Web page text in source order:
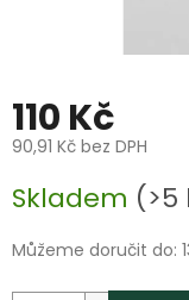
110 Kč
90,91 Kč bez DPH
cena:
Skladem (>5
Můžeme doručit do: